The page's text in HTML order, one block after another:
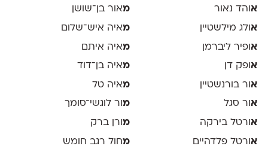
אוהד נאור
אולג מילשטיין
אופיר ליברמן
אופק דן
אור בורנשטיין
אור סגל
אורטל בירקה
אורטל פלדהיים
מאור בן־שושן
מאיה איש־שלום
מאיה איתם
מאיה בן־דוד
מאיה טל
מור לוגשי־סומך
מ ורן ברק
מחול רגב חומש